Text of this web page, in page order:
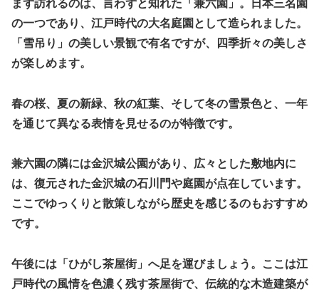
まず訪れるのは、言わずと知れた「兼六園」。日本三名園
の一つであり、江戸時代の大名庭園として造られました。
「雪吊り」の美しい景観で有名ですが、四季折々の美しさ
が楽しめます。
春の桜、夏の新緑、秋の紅葉、そして冬の雪景色と、一年
を通じて異なる表情を見せるのが特徴です。
兼六園の隣には金沢城公園があり、広々とした敷地内に
は、復元された金沢城の石川門や庭園が点在しています。
ここでゆっくりと散策しながら歴史を感じるのもおすすめ
です。
午後には「ひがし茶屋街」へ足を運びましょう。ここは江
戸時代の風情を色濃く残す茶屋街で、伝統的な木造建築が